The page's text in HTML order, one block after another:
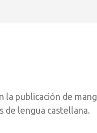
la publicación de
de lengua castellana.